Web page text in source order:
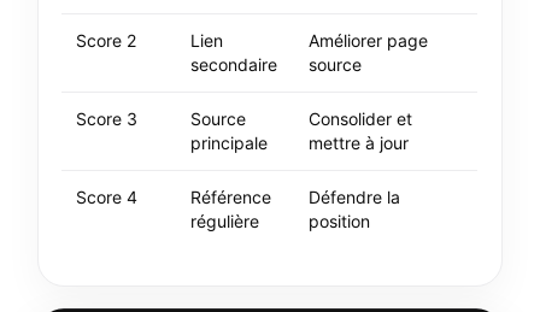
Score 2
Lien
secondaire
Améliorer page
source
Score 3
Source
principale
Consolider et
mettre à jour
Score 4
Référence
régulière
Défendre la
position